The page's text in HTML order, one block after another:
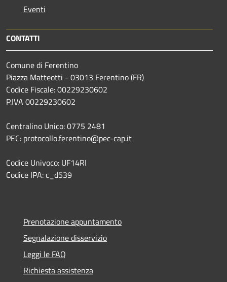
Eventi
CONTATTI
Comune di Ferentino
Piazza Matteotti - 03013 Ferentino (FR)
Codice Fiscale: 00229230602
P.IVA 00229230602
Centralino Unico: 0775 2481
PEC: protocollo.ferentino@pec-cap.it
Codice Univoco: UF14RI
Codice IPA: c_d539
Prenotazione appuntamento
Segnalazione disservizio
Leggi le FAQ
Richiesta assistenza